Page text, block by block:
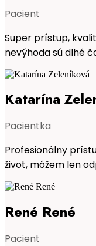
Pacient
Super prístup,
nevýhoda sú dlhé
Katarína
Pacientka
Profesionálny
život, môžem len
René René
Pacient